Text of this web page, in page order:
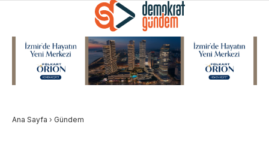
Ana Sayfa › Gündem